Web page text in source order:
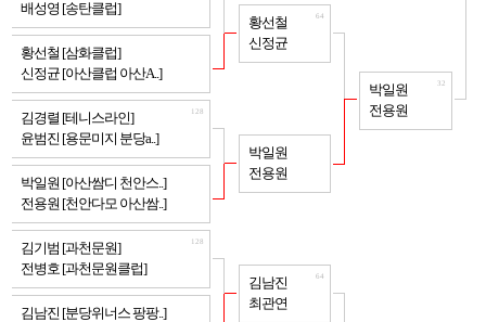
배성영 [송탄클럽]
황선철 [삼화클럽]
신정균 [아산클럽 아산A..]
김경렬 [테니스라인]
윤범진 [용문미지 분당a..]
128
박일원 [아산쌈디 천안스..]
전용원 [천안다모 아산쌈..]
김기범 [과천문원]
전병호 [과천문원클럽]
128
김남진 [분당위너스 팡팡..]
황선철
신정균
64
박일원
전용원
김남진
최관연
64
박일원
전용원
32